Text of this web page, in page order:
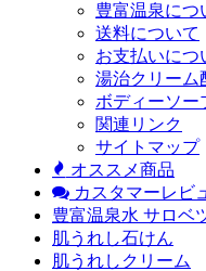
豊富温泉につ
送料について
お支払いにつ
湯治クリーム
ボディーソー
関連リンク
サイトマップ
オススメ商品
カスタマーレビ
豊富温泉水 サロベ
肌うれし石けん
肌うれしクリーム